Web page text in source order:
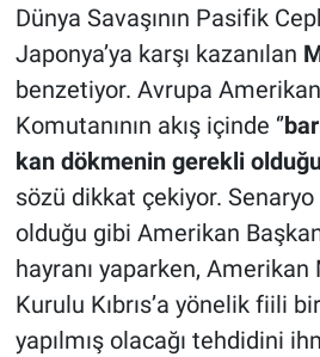
Dünya Savaşının Pasifik
Japonya’ya karşı kazanılan
benzetiyor. Avrupa
Komutanının akış içinde ‘’
kan dökmenin gerekli
sözü dikkat çekiyor.
olduğu gibi Amerikan
hayranı yaparken,
Kurulu Kıbrıs’a yönelik fiili
yapılmış olacağı tehdidini